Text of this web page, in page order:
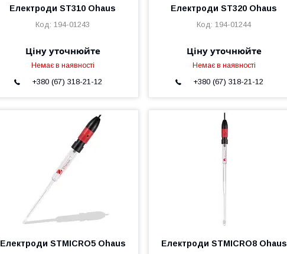
Електроди ST310 Ohaus
194-01243
Ціну уточнюйте
Немає в наявності
+380 (67) 318-21-12
Електроди ST320 Ohaus
194-01244
Ціну уточнюйте
Немає в наявності
+380 (67) 318-21-12
Електроди STMICRO5 Ohaus Електроди STMICRO8 Ohaus